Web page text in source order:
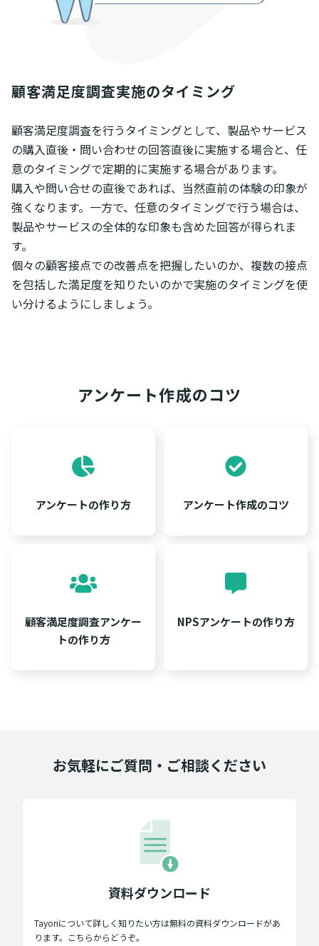
顧客満足度調査実施のタイミング
顧客満足度調査を行うタイミングとして、製品やサービス
の購入直後・問い合わせの回答直後に実施する場合と、任
意のタイミングで定期的に実施する場合があります。
購入や問い合せの直後であれば、当然直前の体験の印象が
強くなります。一方で、任意のタイミングで行う場合は、
製品やサービスの全体的な印象も含めた回答が得られま
す。
個々の顧客接点での改善点を把握したいのか、複数の接点
を包括した満足度を知りたいのかで実施のタイミングを使
い分けるようにしましょう。
アンケート作成のコツ
アンケートの作り方 アンケート作成のコツ
顧客満足度調査アンケー
トの作り方
NPSアンケートの作り方
お気軽にご質問・ご相談ください
資料ダウンロード
Tayoriについて詳しく知りたい方は無料の資料ダウンロードがあ
ります。こちらからどうぞ。